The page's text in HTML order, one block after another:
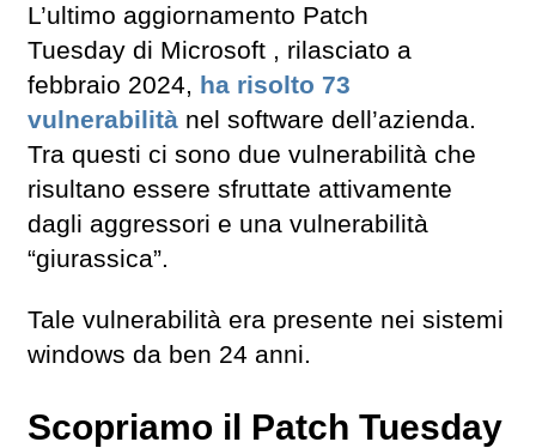
L’ultimo aggiornamento Patch
Tuesday di Microsoft , rilasciato a
febbraio 2024, ha risolto 73
vulnerabilità nel software dell’azienda.
Tra questi ci sono due vulnerabilità che
risultano essere sfruttate attivamente
dagli aggressori e una vulnerabilità
“giurassica”.
Tale vulnerabilità era presente nei sistemi
windows da ben 24 anni.
Scopriamo il Patch Tuesday